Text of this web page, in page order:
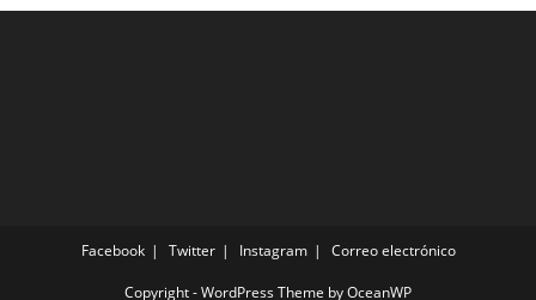
Facebook Twitter Instagram Correo electrónico
Copyright - WordPress Theme by OceanWP